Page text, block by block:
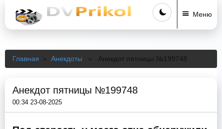
Меню
Главная » Анекдоты » Анекдот пятницы №199748
Анекдот пятницы №199748
00:34 23-08-2025